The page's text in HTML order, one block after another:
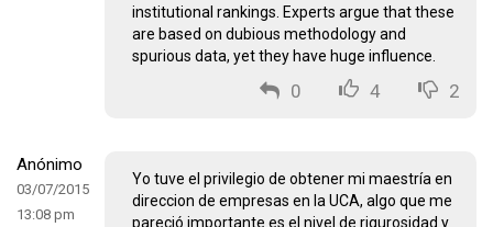
institutional rankings. Experts argue that these
are based on dubious methodology and
spurious data, yet they have huge influence.
0 4 2
Anónimo
03/07/2015
13:08 pm
Yo tuve el privilegio de obtener mi maestría en
direccion de empresas en la UCA, algo que me
pareció importante es el nivel de rigurosidad y